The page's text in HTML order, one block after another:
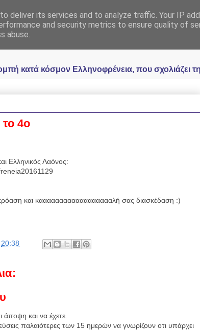
Ελληνοφρένεια
κατά κόσμον Ελληνοφρένεια, που σχολιάζει
4ο
Ελληνικός Λαόνος:
και κααααααααααααααααααλή σας διασκέδαση :)
20:38
άποψη και να έχετε.
παλαιότερες των 15 ημερών να γνωρίζουν οτι υπάρχει
deliver its services and to analyze traffic. Your IP
and security metrics to ensure quality of
abuse.